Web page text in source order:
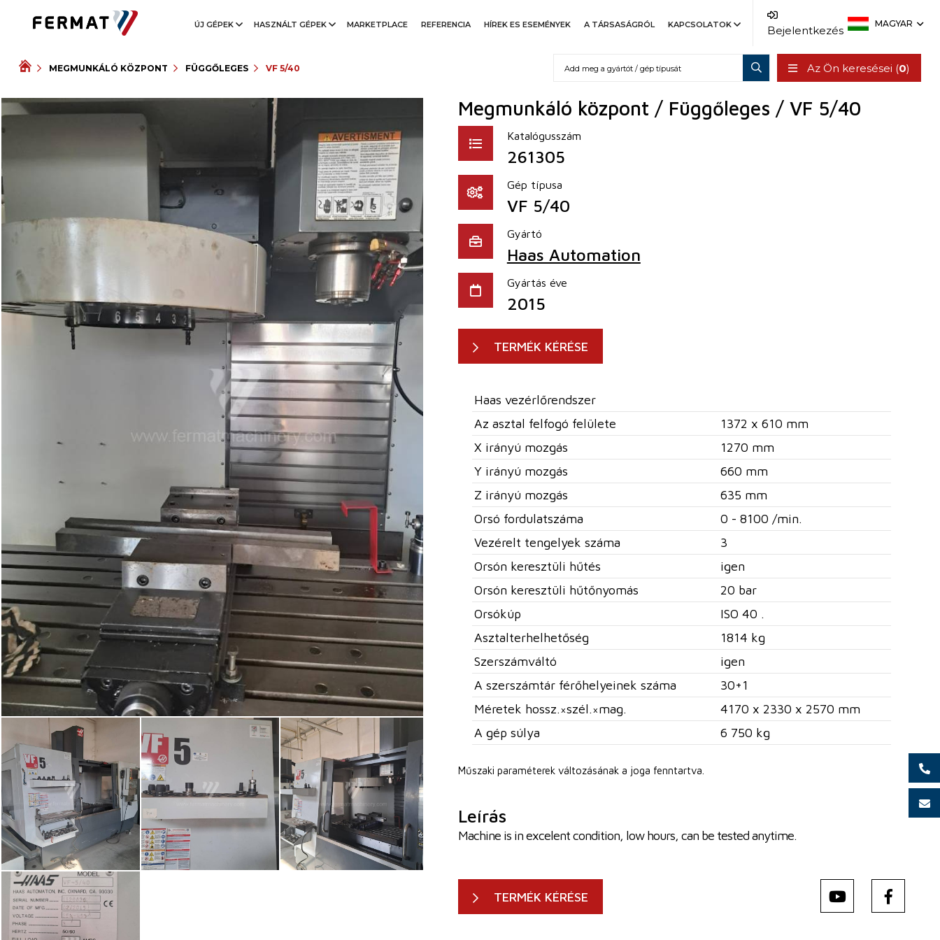
ÚJ GÉPEK HASZNÁLT GÉPEK MARKETPLACE REFERENCIA HÍREK ES ESEMÉNYEK A TÁRSASÁGRÓL KAPCSOLATOK Bejelentkezés
MAGYAR
MEGMUNKÁLÓ KÖZPONT FÜGGŐLEGES VF 5/40 Az Ön keresései (0)
Megmunkáló központ / Függőleges / VF 5/40
Katalógusszám
261305
Gép típusa
VF 5/40
Gyártó
Haas Automation
Gyártás éve
2015
TERMÉK KÉRÉSE
Haas vezérlőrendszer
Az asztal felfogó felülete
1372 x 610 mm
X irányú mozgás
1270 mm
Y irányú mozgás
660 mm
Z irányú mozgás
635 mm
Orsó fordulatszáma
0 - 8100 /min.
Vezérelt tengelyek száma
3
Orsón keresztüli hűtés
igen
Orsón keresztüli hűtőnyomás
20 bar
Orsókúp
ISO 40 .
Asztalterhelhetőség
1814 kg
Szerszámváltó
igen
A szerszámtár férőhelyeinek száma
30+1
Méretek hossz.×szél.×mag.
4170 x 2330 x 2570 mm
A gép súlya
6 750 kg
Műszaki paraméterek változásának a joga fenntartva.
Leírás
Machine is in excelent condition, low hours, can be tested anytime.
TERMÉK KÉRÉSE